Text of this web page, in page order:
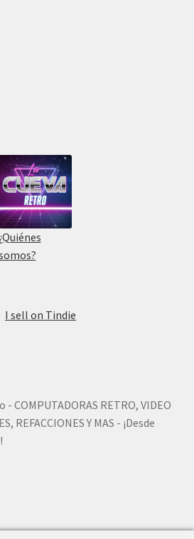
¿Quiénes
- COMPUTADORAS RETRO, VIDEO
REFACCIONES Y MAS - ¡Desde